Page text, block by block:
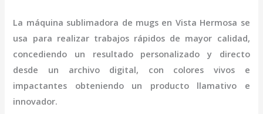
La máquina sublimadora de mugs en Vista Hermosa se
usa para realizar trabajos rápidos de mayor calidad,
concediendo un resultado personalizado y directo
desde un archivo digital, con colores vivos e
impactantes obteniendo un producto llamativo e
innovador.